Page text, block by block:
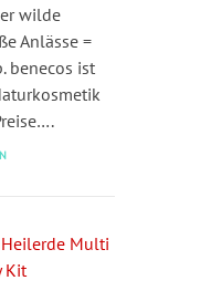
wilde
Anlässe =
benecos ist